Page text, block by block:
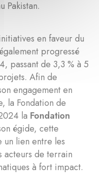
Pakistan.
en faveur du
progressé
passant de 3,3 % à 5
Afin de
engagement en
la Fondation de
la Fondation
égide, cette
un lien entre les
acteurs de terrain
à fort impact.